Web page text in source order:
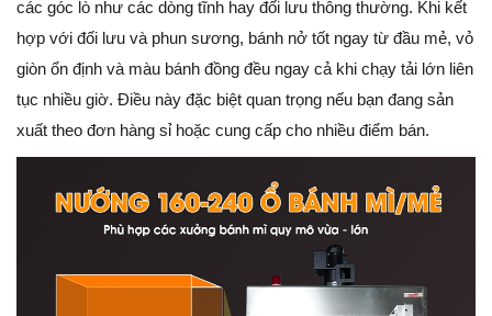
các góc lò như các dòng tĩnh hay đối lưu thông thường. Khi kết
hợp với đối lưu và phun sương, bánh nở tốt ngay từ đầu mẻ, vỏ
giòn ổn định và màu bánh đồng đều ngay cả khi chạy tải lớn liên
tục nhiều giờ. Điều này đặc biệt quan trọng nếu bạn đang sản
xuất theo đơn hàng sỉ hoặc cung cấp cho nhiều điểm bán.